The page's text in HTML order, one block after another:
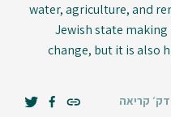
water, agriculture, and
Jewish state
change, but it is also